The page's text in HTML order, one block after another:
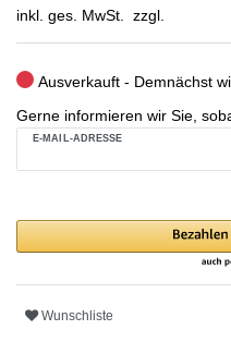
inkl. ges. MwSt. zzgl.
Ausverkauft - Demnächst
Gerne informieren wir Sie,
E-MAIL-ADRESSE
Wunschliste